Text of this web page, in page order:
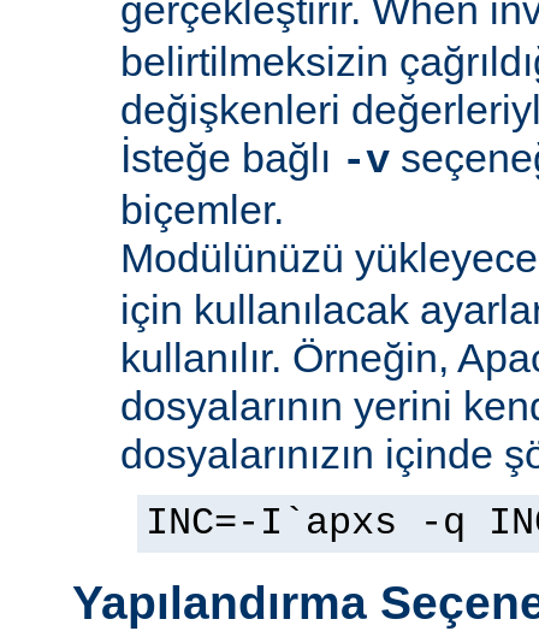
gerçekleştirir. When
belirtilmeksizin
değişkenleri
İsteğe bağlı -v
biçemler.
Modülünüzü
için kullanılacak
kullanılır. Örneğin,
dosyalarının yerini
dosyalarınızın içinde
INC=-I`apxs -q
Yapılandırma